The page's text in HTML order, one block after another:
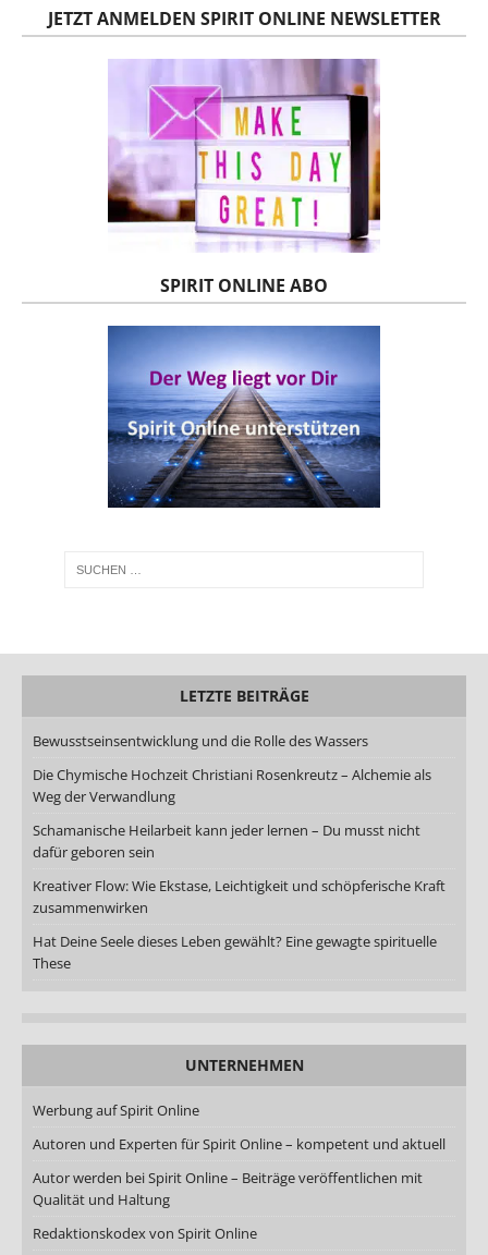
JETZT ANMELDEN SPIRIT ONLINE NEWSLETTER
SPIRIT ONLINE ABO
LETZTE BEITRÄGE
Bewusstseinsentwicklung und die Rolle des Wassers
Die Chymische Hochzeit Christiani Rosenkreutz – Alchemie als
Weg der Verwandlung
Schamanische Heilarbeit kann jeder lernen – Du musst nicht
dafür geboren sein
Kreativer Flow: Wie Ekstase, Leichtigkeit und schöpferische Kraft
zusammenwirken
Hat Deine Seele dieses Leben gewählt? Eine gewagte spirituelle
These
UNTERNEHMEN
Werbung auf Spirit Online
Autoren und Experten für Spirit Online – kompetent und aktuell
Autor werden bei Spirit Online – Beiträge veröffentlichen mit
Qualität und Haltung
Redaktionskodex von Spirit Online